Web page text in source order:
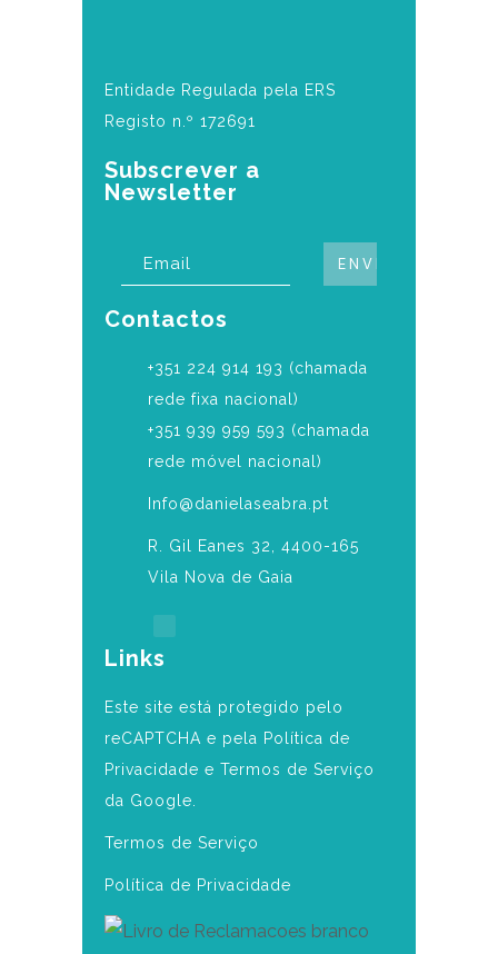
Entidade Regulada pela ERS
Registo n.º 172691
Subscrever a
Newsletter
Contactos
‎+351 224 914 193 (chamada
rede fixa nacional)
+351 939 959 593 (chamada
rede móvel nacional)
Info@danielaseabra.pt
R. Gil Eanes 32, 4400-165
Vila Nova de Gaia
Links
Este site está protegido pelo
reCAPTCHA e pela Política de
Privacidade e Termos de Serviço
da Google.
Termos de Serviço
Política de Privacidade